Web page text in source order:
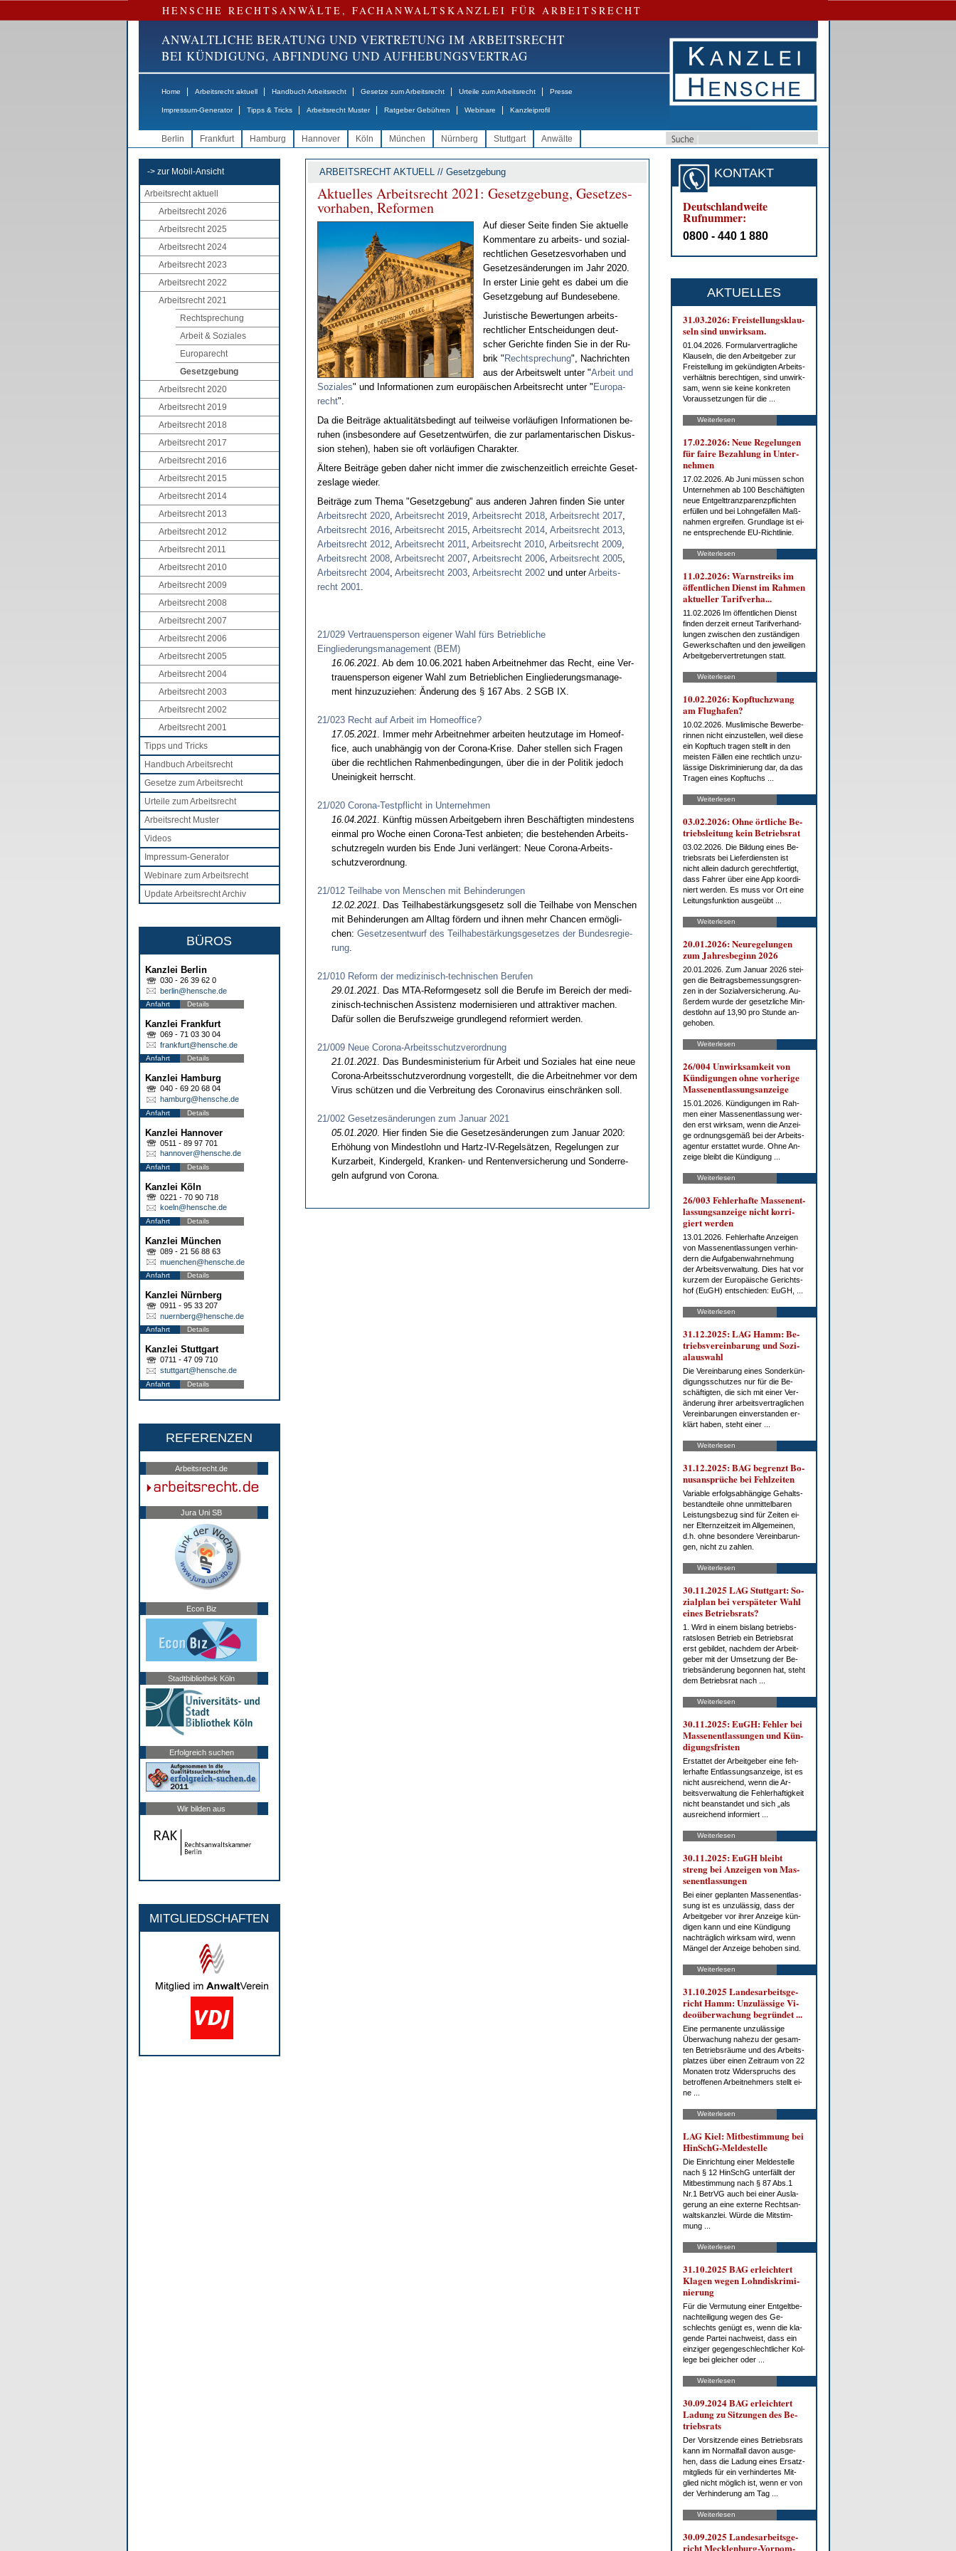
HENSCHE RECHTSANWÄLTE, FACHANWALTSKANZLEI FÜR ARBEITSRECHT
ANWALTLICHE BERATUNG UND VERTRETUNG IM ARBEITSRECHT
BEI KÜNDIGUNG, ABFINDUNG UND AUFHEBUNGSVERTRAG
Home Arbeitsrecht aktuell Handbuch Arbeitsrecht Gesetze zum Arbeitsrecht Urteile zum Arbeitsrecht Presse
Impressum-Generator Tipps & Tricks Arbeitsrecht Muster Ratgeber Gebühren Webinare Kanzleiprofil
Berlin Frankfurt Hamburg Hannover Köln München Nürnberg Stuttgart Anwälte
-> zur Mobil-Ansicht
Arbeitsrecht aktuell
Arbeitsrecht 2026
Arbeitsrecht 2025
Arbeitsrecht 2024
Arbeitsrecht 2023
Arbeitsrecht 2022
Arbeitsrecht 2021
Rechtsprechung
Arbeit & Soziales
Europarecht
Gesetzgebung
Arbeitsrecht 2020
Arbeitsrecht 2019
Arbeitsrecht 2018
Arbeitsrecht 2017
Arbeitsrecht 2016
Arbeitsrecht 2015
Arbeitsrecht 2014
Arbeitsrecht 2013
Arbeitsrecht 2012
Arbeitsrecht 2011
Arbeitsrecht 2010
Arbeitsrecht 2009
Arbeitsrecht 2008
Arbeitsrecht 2007
Arbeitsrecht 2006
Arbeitsrecht 2005
Arbeitsrecht 2004
Arbeitsrecht 2003
Arbeitsrecht 2002
Arbeitsrecht 2001
Tipps und Tricks
Handbuch Arbeitsrecht
Gesetze zum Arbeitsrecht
Urteile zum Arbeitsrecht
Arbeitsrecht Muster
Videos
Impressum-Generator
Webinare zum Arbeitsrecht
Update Arbeitsrecht Archiv
BÜROS
Kanzlei Berlin
030 - 26 39 62 0
berlin@hensche.de
Anfahrt Details
Kanzlei Frankfurt
069 - 71 03 30 04
frankfurt@hensche.de
Anfahrt Details
Kanzlei Hamburg
040 - 69 20 68 04
hamburg@hensche.de
Anfahrt Details
Kanzlei Hannover
0511 - 89 97 701
hannover@hensche.de
Anfahrt Details
Kanzlei Köln
0221 - 70 90 718
koeln@hensche.de
Anfahrt Details
Kanzlei München
089 - 21 56 88 63
muenchen@hensche.de
Anfahrt Details
Kanzlei Nürnberg
0911 - 95 33 207
nuernberg@hensche.de
Anfahrt Details
Kanzlei Stuttgart
0711 - 47 09 710
stuttgart@hensche.de
Anfahrt Details
REFERENZEN
Arbeitsrecht.de
Jura Uni SB
Econ Biz
Stadtbibliothek Köln
Erfolgreich suchen
Wir bilden aus
MITGLIEDSCHAFTEN
ARBEITSRECHT AKTUELL // Gesetzgebung
Ak­tu­el­les Ar­beits­recht 2021: Ge­setz­ge­bung, Ge­set­zes­
vor­ha­ben, Re­for­men
Auf die­ser Sei­te fin­den Sie ak­tu­el­le
Kom­men­ta­re zu ar­beits- und so­zi­al­
recht­li­chen Ge­set­zes­vor­ha­ben und
Ge­set­zes­än­de­run­gen im Jahr 2020.
In ers­ter Li­nie geht es da­bei um die
Ge­setz­ge­bung auf Bun­des­ebe­ne.
Ju­ris­ti­sche Be­wer­tun­gen ar­beits­
recht­li­cher Ent­schei­dun­gen deut­
scher Ge­rich­te fin­den Sie in der Ru­
brik " Recht­spre­chung", Nach­rich­ten
aus der Ar­beits­welt un­ter "Ar­beit und
So­zia­les" und In­for­ma­tio­nen zum eu­ro­päi­schen Ar­beits­recht un­ter " Eu­ro­pa­
recht".
Da die Bei­trä­ge ak­tua­li­täts­be­dingt auf teil­wei­se vor­läu­fi­gen In­for­ma­tio­nen be­
ru­hen (ins­be­son­de­re auf Ge­setz­ent­wür­fen, die zur par­la­men­ta­ri­schen Dis­kus­
si­on ste­hen), ha­ben sie oft vor­läu­fi­gen Cha­rak­ter.
Äl­te­re Bei­trä­ge ge­ben da­her nicht im­mer die zwi­schen­zeit­lich er­reich­te Ge­set­
zes­la­ge wie­der.
Bei­trä­ge zum The­ma "Ge­setz­ge­bung" aus an­de­ren Jah­ren fin­den Sie un­ter
Ar­beits­recht 2020, Ar­beits­recht 2019, Ar­beits­recht 2018, Ar­beits­recht 2017,
Ar­beits­recht 2016, Ar­beits­recht 2015, Ar­beits­recht 2014, Ar­beits­recht 2013,
Ar­beits­recht 2012, Ar­beits­recht 2011, Ar­beits­recht 2010, Ar­beits­recht 2009,
Ar­beits­recht 2008, Ar­beits­recht 2007, Ar­beits­recht 2006, Ar­beits­recht 2005,
Ar­beits­recht 2004, Ar­beits­recht 2003, Ar­beits­recht 2002und un­terAr­beits­
recht 2001.
21/029 Vertrauensperson eigener Wahl fürs Betriebliche
Eingliederungsmanagement (BEM)
16.06.2021. Ab dem 10.06.2021 ha­ben Ar­beit­neh­mer das Recht, ei­ne Ver­
trau­ens­per­son ei­ge­ner Wahl zum Be­trieb­li­chen Ein­glie­de­rungs­ma­nage­
ment hin­zu­zu­zie­hen: Ände­rung des § 167 Abs. 2 SGB IX.
21/023 Recht auf Arbeit im Homeoffice?
17.05.2021. Im­mer mehr Ar­beit­neh­mer ar­bei­ten heut­zu­ta­ge im Ho­me­of­
fice, auch un­abhängig von der Co­ro­na-Kri­se. Da­her stel­len sich Fra­gen
über die recht­li­chen Rah­men­be­din­gun­gen, über die in der Po­li­tik je­doch
Un­ei­nig­keit herrscht.
21/020 Corona-Testpflicht in Unternehmen
16.04.2021. Künf­tig müssen Ar­beit­ge­bern ih­ren Beschäftig­ten min­des­tens
ein­mal pro Wo­che ei­nen Co­ro­na-Test an­bie­ten; die be­ste­hen­den Ar­beits­
schutz­re­geln wur­den bis En­de Ju­ni verlängert: Neue Co­ro­na-Ar­beits­
schutz­ver­ord­nung.
21/012 Teilhabe von Menschen mit Behinderungen
12.02.2021. Das Teil­ha­bestärkungs­ge­setz soll die Teil­ha­be von Men­schen
mit Be­hin­de­run­gen am All­tag fördern und ih­nen mehr Chan­cen ermögli­
chen: Ge­set­zes­ent­wurf des Teil­ha­bestärkungs­ge­set­zes der Bun­des­re­gie­
rung.
21/010 Reform der medizinisch-technischen Berufen
29.01.2021. Das MTA-Re­form­ge­setz soll die Be­ru­fe im Be­reich der me­di­
zi­nisch-tech­ni­schen As­sis­tenz mo­der­ni­sie­ren und at­trak­ti­ver ma­chen.
Dafür sol­len die Be­rufs­zwei­ge grund­le­gend re­for­miert wer­den.
21/009 Neue Corona-Arbeitsschutzverordnung
21.01.2021. Das Bun­des­mi­nis­te­ri­um für Ar­beit und So­zia­les hat ei­ne neue
Co­ro­na-Ar­beits­schutz­ver­ord­nung vor­ge­stellt, die die Ar­beit­neh­mer vor dem
Vi­rus schützen und die Ver­brei­tung des Co­ro­na­vi­rus ein­schränken soll.
21/002 Gesetzesänderungen zum Januar 2021
05.01.2020. Hier fin­den Sie die Ge­set­zesände­run­gen zum Ja­nu­ar 2020:
Erhöhung von Min­dest­lohn und Hartz-IV-Re­gelsätzen, Re­ge­lun­gen zur
Kurz­ar­beit, Kin­der­geld, Kran­ken- und Ren­ten­ver­si­che­rung und Son­der­re­
geln auf­grund von Co­ro­na.
KONTAKT
Deutschlandweite
Rufnummer:
0800 - 440 1 880
AKTUELLES
31.03.2026: Frei­stel­lungs­klau­
seln sind un­wirk­sam.
01.04.2026. For­mu­lar­ver­trag­li­che
Klau­seln, die den Ar­beit­ge­ber zur
Frei­stel­lung im ge­kün­dig­ten Ar­beits­
ver­hält­nis be­rech­ti­gen, sind un­wirk­
sam, wenn sie kei­ne kon­kre­ten
Vor­aus­set­zun­gen für die ...
Weiterlesen
17.02.2026: Neue Re­ge­lun­gen
für fai­re Be­zah­lung in Un­ter­
neh­men
17.02.2026. Ab Ju­ni müs­sen schon
Un­ter­neh­men ab 100 Be­schäf­tig­ten
neue Ent­gelt­tranz­pa­renz­pflich­ten
er­fül­len und bei Lohn­ge­fäl­len Maß­
nah­men er­grei­fen. Grund­la­ge ist ei­
ne ent­spre­chen­de EU-Richt­li­nie.
Weiterlesen
11.02.2026: Warn­streiks im
öf­fent­li­chen Dienst im Rah­men
ak­tu­el­ler Ta­rif­ver­ha...
11.02.2026 Im öf­fent­li­chen Dienst
fin­den der­zeit er­neut Ta­rif­ver­hand­
lun­gen zwi­schen den zu­stän­di­gen
Ge­werk­schaf­ten und den je­wei­li­gen
Ar­beit­ge­ber­ver­tre­tun­gen statt.
Weiterlesen
10.02.2026: Kopf­tuch­zwang
am Flug­ha­fen?
10.02.2026. Mus­li­mi­sche Be­wer­be­
rin­nen nicht ein­zu­stel­len, weil die­se
ein Kopf­tuch tra­gen stellt in den
meis­ten Fäl­len ei­ne recht­lich un­zu­
läs­si­ge Dis­kri­mi­nie­rung dar, da das
Tra­gen ei­nes Kopf­tuchs ...
Weiterlesen
03.02.2026: Oh­ne ört­li­che Be­
triebs­lei­tung kein Be­triebs­rat
03.02.2026. Die Bil­dung ei­nes Be­
triebs­rats bei Lie­fer­diens­ten ist
nicht al­lein da­durch ge­recht­fer­tigt,
dass Fah­rer über ei­ne App ko­or­di­
niert wer­den. Es muss vor Ort ei­ne
Lei­tungs­funk­ti­on aus­ge­übt ...
Weiterlesen
20.01.2026: Neu­re­ge­lun­gen
zum Jah­res­be­ginn 2026
20.01.2026. Zum Ja­nu­ar 2026 stei­
gen die Bei­trags­be­mes­sungs­gren­
zen in der So­zi­al­ver­si­che­rung. Au­
ßer­dem wur­de der ge­setz­li­che Min­
dest­lohn auf 13,90 pro St­un­de an­
ge­ho­ben.
Weiterlesen
26/004 Un­wirk­sam­keit von
Kün­di­gun­gen oh­ne vor­he­ri­ge
Mas­sen­ent­las­sungs­an­zei­ge
15.01.2026. Kün­di­gun­gen im Rah­
men ei­ner Mas­sen­ent­las­sung wer­
den erst wirk­sam, wenn die An­zei­
ge ord­nungs­ge­mäß bei der Ar­beits­
agen­tur er­stat­tet wur­de. Oh­ne An­
zei­ge bleibt die Kün­di­gung ...
Weiterlesen
26/003 Feh­ler­haf­te Mas­sen­ent­
las­sungs­an­zei­ge nicht kor­ri­
giert wer­den
13.01.2026. Feh­ler­haf­te An­zei­gen
von Mas­sen­ent­las­sun­gen ver­hin­
dern die Auf­ga­ben­wahr­neh­mung
der Ar­beits­ver­wal­tung. Dies hat vor
kur­zem der Eu­ro­päi­sche Ge­richts­
hof (EuGH) ent­schie­den: EuGH, ...
Weiterlesen
31.12.2025: LAG Hamm: Be­
triebs­ver­ein­ba­rung und So­zi­
al­aus­wahl
Die Ver­ein­ba­rung ei­nes Son­der­kün­
di­gungs­schut­zes nur für die Be­
schäf­tig­ten, die sich mit ei­ner Ver­
än­de­rung ih­rer ar­beits­ver­trag­li­chen
Ver­ein­ba­run­gen ein­ver­stan­den er­
klärt ha­ben, steht ei­ner ...
Weiterlesen
31.12.2025: BAG be­grenzt Bo­
nus­an­sprü­che bei Fehl­zei­ten
Va­ria­ble er­folgs­ab­hän­gi­ge Ge­halts­
be­stand­tei­le oh­ne un­mit­tel­ba­ren
Leis­tungs­be­zug sind für Zei­ten ei­
ner El­tern­zeit­zeit im All­ge­mei­nen,
d.h. oh­ne be­son­de­re Ver­ein­ba­run­
gen, nicht zu zah­len.
Weiterlesen
30.11.2025 LAG Stutt­gart: So­
zi­al­plan bei ver­spä­te­ter Wahl
ei­nes Be­triebs­rats?
1. Wird in ei­nem bis­lang be­triebs­
rats­lo­sen Be­trieb ein Be­triebs­rat
erst ge­bil­det, nach­dem der Ar­beit­
ge­ber mit der Um­set­zung der Be­
trieb­s­än­de­rung be­gon­nen hat, steht
dem Be­triebs­rat nach ...
Weiterlesen
30.11.2025: EuGH: Feh­ler bei
Mas­sen­ent­las­sun­gen und Kün­
di­gungs­fris­ten
Er­stat­tet der Ar­beit­ge­ber ei­ne feh­
ler­haf­te Ent­las­sungs­an­zei­ge, ist es
nicht aus­rei­chend, wenn die Ar­
beits­ver­wal­tung die Feh­ler­haf­tig­keit
nicht be­an­stan­det und sich „als
aus­rei­chend in­for­miert ...
Weiterlesen
30.11.2025: EuGH bleibt
streng bei An­zei­gen von Mas­
sen­ent­las­sun­gen
Bei ei­ner ge­plan­ten Mas­sen­ent­las­
sung ist es un­zu­läs­sig, dass der
Ar­beit­ge­ber vor ih­rer An­zei­ge kün­
di­gen kann und ei­ne Kün­di­gung
nach­träg­lich wirk­sam wird, wenn
Män­gel der An­zei­ge be­ho­ben sind.
Weiterlesen
31.10.2025 Lan­des­ar­beits­ge­
richt Hamm: Un­zu­läs­si­ge Vi­
deo­über­wa­chung be­grün­det ...
Ei­ne per­ma­nen­te un­zu­läs­si­ge
Über­wa­chung na­he­zu der ge­sam­
ten Be­triebs­räu­me und des Ar­beits­
plat­zes über ei­nen Zeit­raum von 22
Mo­na­ten trotz Wi­der­spruchs des
be­trof­fe­nen Ar­beit­neh­mers stellt ei­
ne ...
Weiterlesen
LAG Kiel: Mit­be­stim­mung bei
HinSchG-Mel­de­stel­le
Die Ein­rich­tung ei­ner Mel­de­stel­le
nach § 12 HinSchG un­ter­fällt der
Mit­be­stim­mung nach § 87 Abs.1
Nr.1 Be­trVG auch bei ei­ner Aus­la­
ge­rung an ei­ne ex­ter­ne Rechts­an­
walts­kanz­lei. Wür­de die Mit­stim­
mung ...
Weiterlesen
31.10.2025 BAG er­leich­tert
Kla­gen we­gen Lohn­dis­kri­mi­
nie­rung
Für die Ver­mu­tung ei­ner Ent­gelt­be­
nach­tei­li­gung we­gen des Ge­
schlechts ge­nügt es, wenn die kla­
gen­de Par­tei nach­weist, dass ein
ein­zi­ger ge­gen­ge­schlecht­li­cher Kol­
le­ge bei glei­cher oder ...
Weiterlesen
30.09.2024 BAG er­leich­tert
La­dung zu Sit­zun­gen des Be­
triebs­rats
Der Vor­sit­zen­de ei­nes Be­triebs­rats
kann im Nor­mal­fall da­von aus­ge­
hen, dass die La­dung ei­nes Er­satz­
mit­glieds für ein ver­hin­der­tes Mit­
glied nicht mög­lich ist, wenn er von
der Ver­hin­de­rung am Tag ...
Weiterlesen
30.09.2025 Lan­des­ar­beits­ge­
richt Meck­len­burg-Vor­pom­